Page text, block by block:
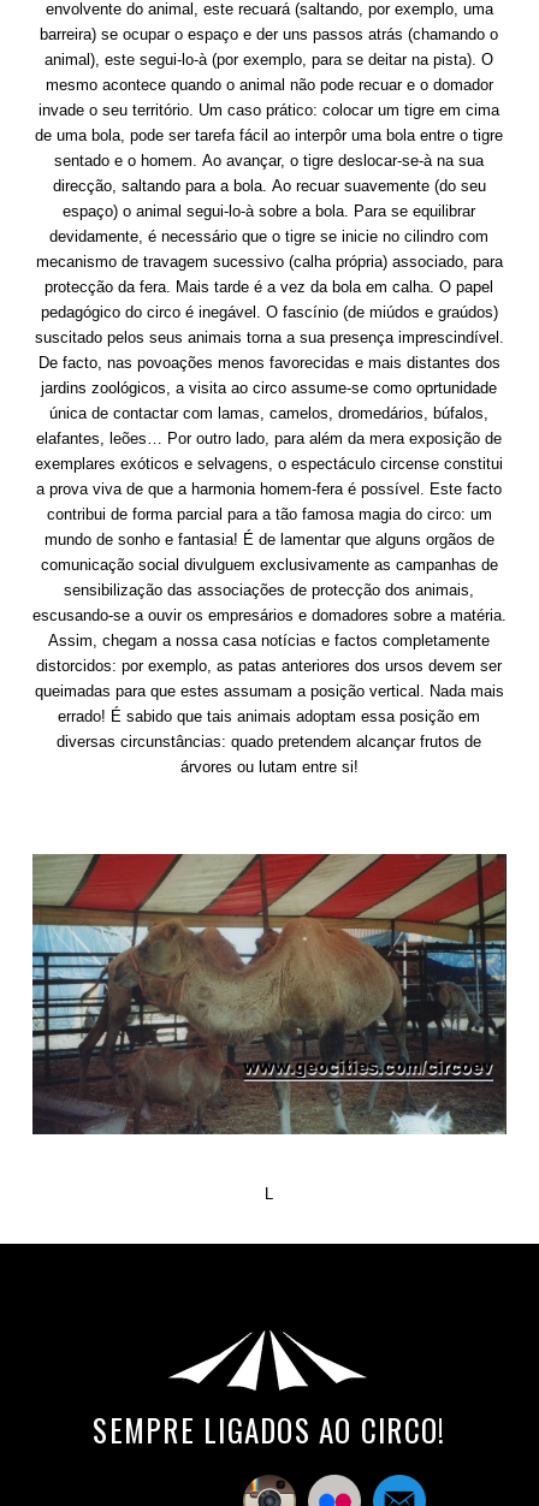
envolvente do animal, este recuará (saltando, por exemplo, uma
barreira) se ocupar o espaço e der uns passos atrás (chamando o
animal), este segui-lo-à (por exemplo, para se deitar na pista). O
mesmo acontece quando o animal não pode recuar e o domador
invade o seu território. Um caso prático: colocar um tigre em cima
de uma bola, pode ser tarefa fácil ao interpôr uma bola entre o tigre
sentado e o homem. Ao avançar, o tigre deslocar-se-à na sua
direcção, saltando para a bola. Ao recuar suavemente (do seu
espaço) o animal segui-lo-à sobre a bola. Para se equilibrar
devidamente, é necessário que o tigre se inicie no cilindro com
mecanismo de travagem sucessivo (calha própria) associado, para
protecção da fera. Mais tarde é a vez da bola em calha. O papel
pedagógico do circo é inegável. O fascínio (de miúdos e graúdos)
suscitado pelos seus animais torna a sua presença imprescindível.
De facto, nas povoações menos favorecidas e mais distantes dos
jardins zoológicos, a visita ao circo assume-se como oprtunidade
única de contactar com lamas, camelos, dromedários, búfalos,
elafantes, leões… Por outro lado, para além da mera exposição de
exemplares exóticos e selvagens, o espectáculo circense constitui
a prova viva de que a harmonia homem-fera é possível. Este facto
contribui de forma parcial para a tão famosa magia do circo: um
mundo de sonho e fantasia! É de lamentar que alguns orgãos de
comunicação social divulguem exclusivamente as campanhas de
sensibilização das associações de protecção dos animais,
escusando-se a ouvir os empresários e domadores sobre a matéria.
Assim, chegam a nossa casa notícias e factos completamente
distorcidos: por exemplo, as patas anteriores dos ursos devem ser
queimadas para que estes assumam a posição vertical. Nada mais
errado! É sabido que tais animais adoptam essa posição em
diversas circunstâncias: quado pretendem alcançar frutos de
árvores ou lutam entre si!
L
SEMPRE LIGADOS AO CIRCO!